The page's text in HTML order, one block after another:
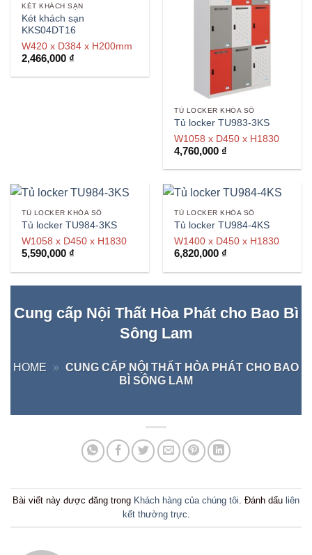
KÉT KHÁCH SẠN
Két khách sạn
KKS04DT16
W420 x D384 x H200mm
2,466,000 ₫
TỦ LOCKER KHÓA SỐ
Tủ locker TU983-3KS
W1058 x D450 x H1830
4,760,000 ₫
TỦ LOCKER KHÓA SỐ
Tủ locker TU984-3KS
W1058 x D450 x H1830
5,590,000 ₫
TỦ LOCKER KHÓA SỐ
Tủ locker TU984-4KS
W1400 x D450 x H1830
6,820,000 ₫
Cung cấp Nội Thất Hòa Phát cho Bao Bì
Sông Lam
HOME » CUNG CẤP NỘI THẤT HÒA PHÁT CHO BAO
BÌ SÔNG LAM
Bài viết này được đăng trong Khách hàng của chúng tôi . Đánh dấu liên
kết thường trực